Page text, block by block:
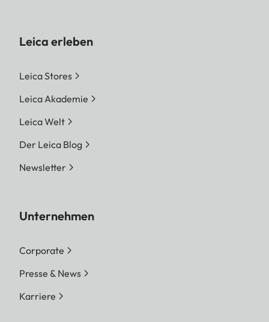
Leica erleben
Leica Stores
Leica Akademie
Leica Welt
Der Leica Blog
Newsletter
Unternehmen
Corporate
Presse & News
Karriere